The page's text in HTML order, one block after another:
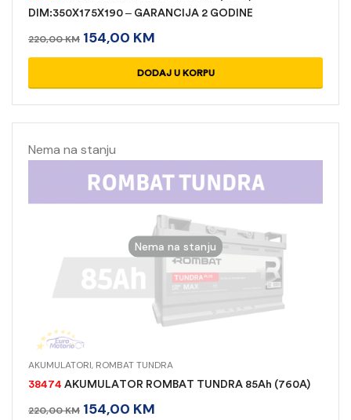
DIM:350X175X190 – GARANCIJA 2 GODINE
220,00KM 154,00 KM
DODAJ U KORPU
Nema na stanju
Nema na stanju
AKUMULATORI, ROMBAT TUNDRA
38474 AKUMULATOR ROMBAT TUNDRA 85Ah (760A)
220,00KM 154,00 KM